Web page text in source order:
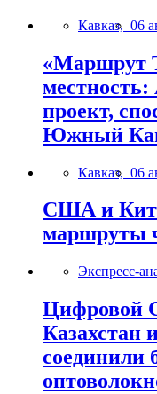
Кавказ, 06
«Маршрут
проект,
Южный
Кавказ, 06
США и
маршруты
Экспресс-
Цифровой
Казахстан
соединили